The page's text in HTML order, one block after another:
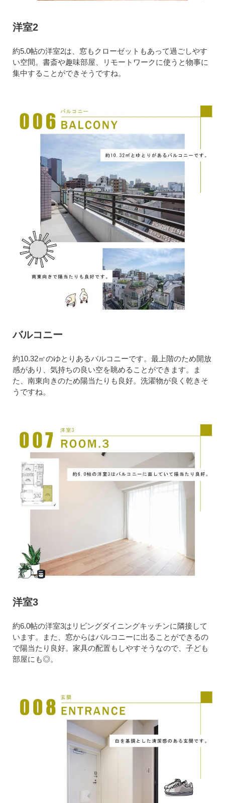
洋室2
約5.0帖の洋室2は、窓もクローゼットもあって過ごしやす
い空間。書斎や趣味部屋、リモートワークに使うと物事に
集中することができそうですね。
バルコニー
約10.32㎡のゆとりあるバルコニーです。最上階のため開放
感があり、気持ちの良い空を眺めることができます。ま
た、南東向きのため陽当たりも良好。洗濯物が良く乾きそ
うですね。
洋室3
約6.0帖の洋室3はリビングダイニングキッチンに隣接して
います。また、窓からはバルコニーに出ることができるの
で陽当たり良好。家具の配置もしやすそうなので、子ども
部屋にも◎。